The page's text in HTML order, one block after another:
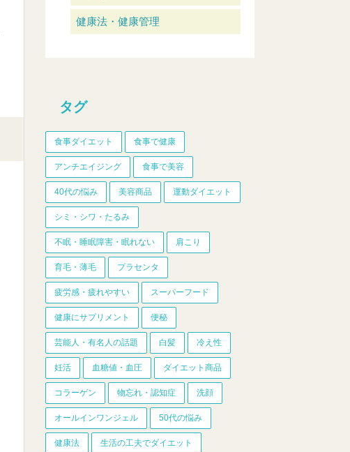
健康法・健康管理
タグ
食事ダイエット 食事で健康
アンチエイジング 食事で美容
40代の悩み 美容商品 運動ダイエット
シミ・シワ・たるみ
不眠・睡眠障害・眠れない 肩こり
育毛・薄毛 プラセンタ
疲労感・疲れやすい スーパーフード
健康にサプリメント 便秘
芸能人・有名人の話題 白髪 冷え性
妊活 血糖値・血圧 ダイエット商品
コラーゲン 物忘れ・認知症 洗顔
オールインワンジェル 50代の悩み
健康法 生活の工夫でダイエット